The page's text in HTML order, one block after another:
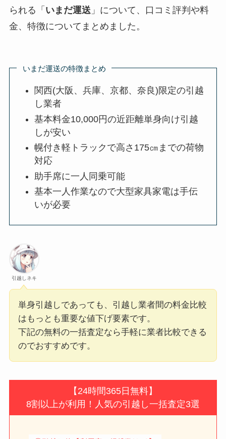
られる「 いまだ運送」について、口コミ評判や料
金、特徴についてまとめました。
いまだ運送の特徴まとめ
関西(大阪、兵庫、京都、奈良)限定の引越
し業者
基本料金10,000円の近距離単身向け引越
しが安い
幌付き軽トラックで高さ175㎝までの荷物
対応
助手席に一人同乗可能
基本一人作業なので大型家具家電は手伝
いが必要
引越しネキ
単身引越しであっても、引越し業者間の料金比較
はもっとも重要な値下げ要素です。
下記の無料の一括査定なら手軽に業者比較できる
のでおすすめです。
【24時間365日無料】
8割以上が利用！人気の引越し一括査定3選